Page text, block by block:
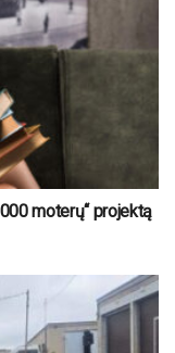
moterų“ projektą